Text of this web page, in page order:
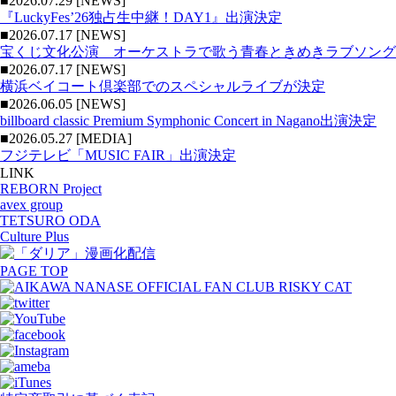
『LuckyFes’26独占生中継！DAY1』出演決定
■2026.07.17 [NEWS]
宝くじ文化公演 オーケストラで歌う青春ときめきラブソン
■2026.07.17 [NEWS]
横浜ベイコート倶楽部でのスペシャルライブが決定
■2026.06.05 [NEWS]
billboard classic Premium Symphonic Concert in Nagano出演決定
■2026.05.27 [MEDIA]
フジテレビ「MUSIC FAIR」出演決定
LINK
REBORN Project
avex group
TETSURO ODA
Culture Plus
PAGE TOP